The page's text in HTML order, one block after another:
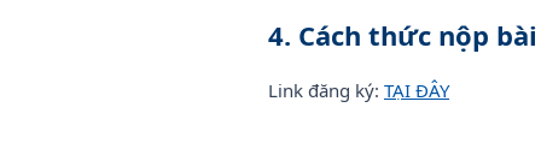
4. Cách thức nộp bài
Link đăng ký: TẠI ĐÂY